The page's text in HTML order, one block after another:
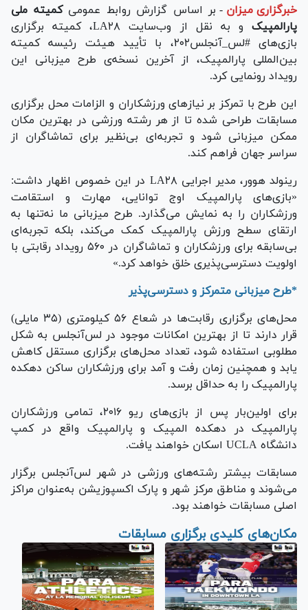
خبرگزاری میزان - بر اساس گزارش روابط عمومیکمیته ملی
پارالمپیک
و به نقل از وب‌سایت LA۲۸، کمیته برگزاری
بازی‌های #لس‌_آنجلس۲۰۲، با تأیید هیئت رئیسه کمیته
بین‌المللی پارالمپیک، از آخرین نسخه‌ی طرح میزبانی این
رویداد رونمایی کرد.
این طرح با تمرکز بر نیاز‌های ورزشکاران و الزامات محل برگزاری
مسابقات طراحی شده تا از هر رشته ورزشی در بهترین مکان
ممکن میزبانی شود و تجربه‌ای بی‌نظیر برای تماشاگران از
سراسر جهان فراهم کند.
رینولد هوور، مدیر اجرایی LA۲۸ در این خصوص اظهار داشت:
«بازی‌های پارالمپیک اوج توانایی، مهارت و استقامت
ورزشکاران را به نمایش می‌گذارد. طرح میزبانی ما نه‌تنها به
ارتقای سطح ورزش پارالمپیک کمک می‌کند، بلکه تجربه‌ای
بی‌سابقه برای ورزشکاران و تماشاگران در ۵۶٠ رویداد رقابتی با
اولویت دسترسی‌پذیری خلق خواهد کرد.»
*طرح میزبانی متمرکز و دسترسی‌پذیر
محل‌های برگزاری رقابت‌ها در شعاع ۵۶ کیلومتری (٣۵ مایلی)
قرار دارند تا از بهترین امکانات موجود در لس‌آنجلس به شکل
مطلوبی استفاده شود، تعداد محل‌های برگزاری مستقل کاهش
یابد و همچنین زمان رفت و آمد برای ورزشکاران ساکن دهکده
پارالمپیک را به حداقل برسد.
برای اولین‌بار پس از بازی‌های ریو ٢٠١۶، تمامی ورزشکاران
پارالمپیک در دهکده المپیک و پارالمپیک واقع در کمپ
دانشگاه UCLA اسکان خواهند یافت.
مسابقات بیشتر رشته‌های ورزشی در شهر لس‌آنجلس برگزار
می‌شوند و مناطق مرکز شهر و پارک اکسپوزیشن به‌عنوان مراکز
اصلی مسابقات خواهند بود.
مکان‌های کلیدی برگزاری مسابقات